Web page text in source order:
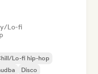
Lo-fi
Lo-fi hip-hop
Disco